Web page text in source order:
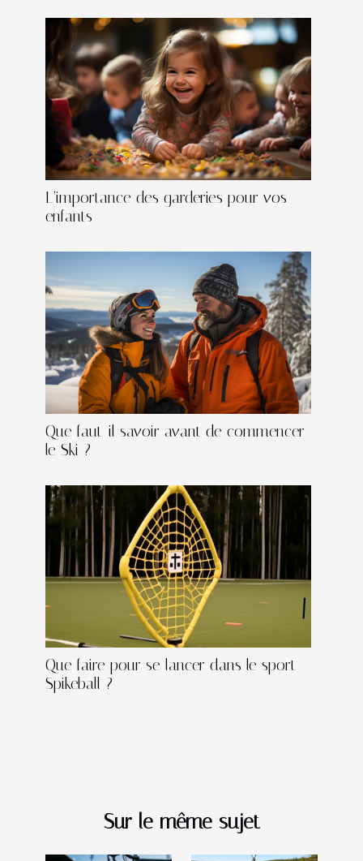
L’importance des garderies pour vos
enfants
Que faut-il savoir avant de commencer
le Ski ?
Que faire pour se lancer dans le sport
Spikeball ?
Sur le même sujet